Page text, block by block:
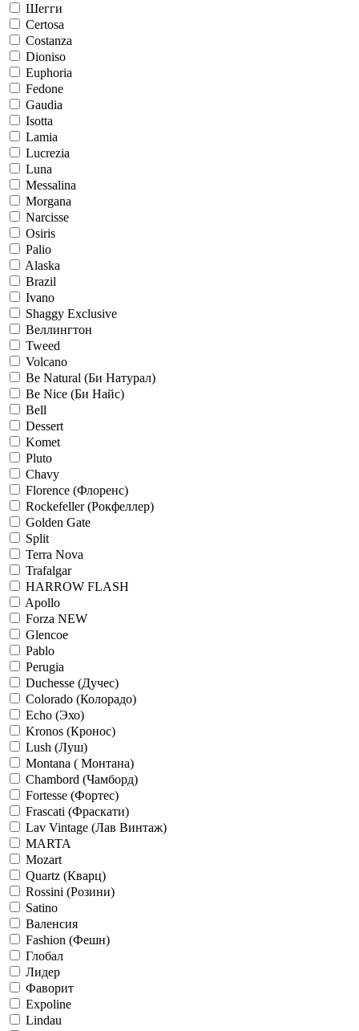
Шегги
Certosa
Costanza
Dioniso
Euphoria
Fedone
Gaudia
Isotta
Lamia
Lucrezia
Luna
Messalina
Morgana
Narcisse
Osiris
Palio
Alaska
Brazil
Ivano
Shaggy Exclusive
Веллингтон
Tweed
Volcano
Be Natural (Би Натурал)
Be Nice (Би Найс)
Bell
Dessert
Komet
Pluto
Chavy
Florence (Флоренс)
Rockefeller (Рокфеллер)
Golden Gate
Split
Terra Nova
Trafalgar
HARROW FLASH
Apollo
Forza NEW
Glencoe
Pablo
Perugia
Duchesse (Дучес)
Colorado (Колорадо)
Echo (Эхо)
Kronos (Кронос)
Lush (Луш)
Montana ( Монтана)
Chambord (Чамборд)
Fortesse (Фортес)
Frascati (Фраскати)
Lav Vintage (Лав Винтаж)
MARTA
Mozart
Quartz (Кварц)
Rossini (Розини)
Satino
Валенсия
Fashion (Фешн)
Глобал
Лидер
Фаворит
Expoline
Lindau